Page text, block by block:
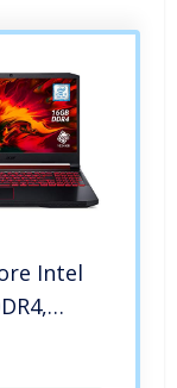
Intel
15.6″